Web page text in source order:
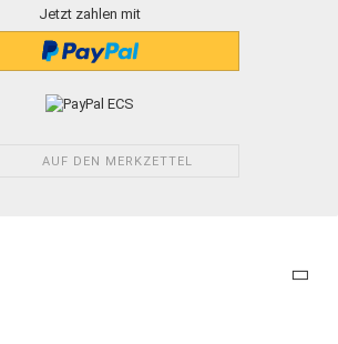
Jetzt zahlen mit
AUF DEN MERKZETTEL